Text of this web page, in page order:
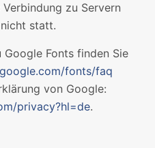
zu Servern
statt.
Fonts finden Sie
fonts/faq
von Google:
privacy?hl=de.